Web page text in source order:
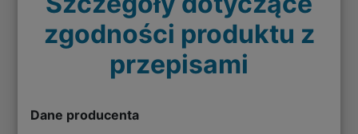
zgodności produktu z
przepisami
Dane producenta